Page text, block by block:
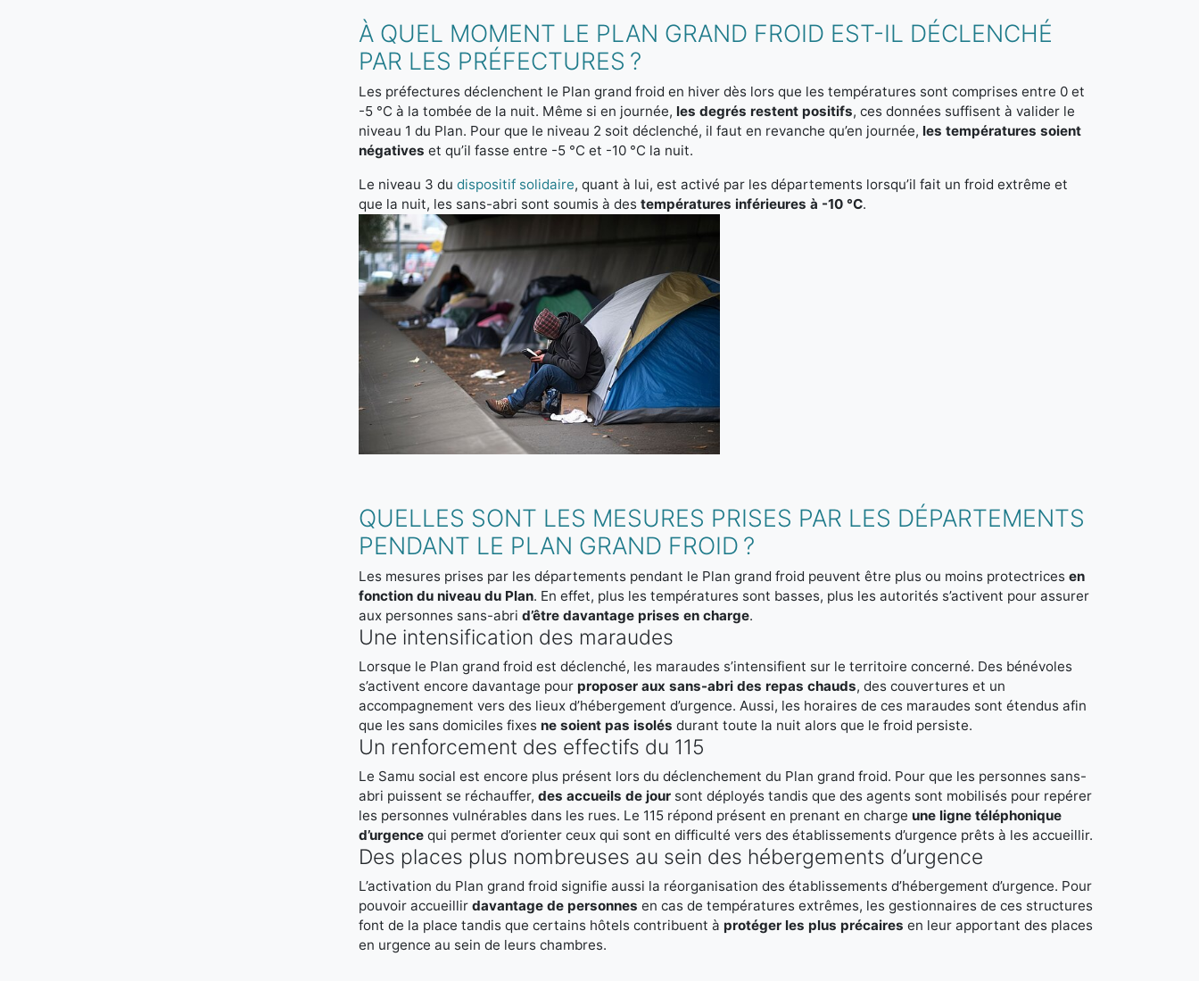
À QUEL MOMENT LE PLAN GRAND FROID EST-IL DÉCLENCHÉ
PAR LES PRÉFECTURES ?
Les préfectures déclenchent le Plan grand froid en hiver dès lors que les températures sont comprises entre 0 et
-5 °C à la tombée de la nuit. Même si en journée, les degrés restent positifs, ces données suffisent à valider le
niveau 1 du Plan. Pour que le niveau 2 soit déclenché, il faut en revanche qu’en journée, les températures soient
négatives et qu’il fasse entre -5 °C et -10 °C la nuit.
Le niveau 3 du dispositif solidaire, quant à lui, est activé par les départements lorsqu’il fait un froid extrême et
que la nuit, les sans-abri sont soumis à des températures inférieures à -10 °C.
QUELLES SONT LES MESURES PRISES PAR LES DÉPARTEMENTS
PENDANT LE PLAN GRAND FROID ?
Les mesures prises par les départements pendant le Plan grand froid peuvent être plus ou moins protectrices en
fonction du niveau du Plan. En effet, plus les températures sont basses, plus les autorités s’activent pour assurer
aux personnes sans-abri d’être davantage prises en charge.
Une intensification des maraudes
Lorsque le Plan grand froid est déclenché, les maraudes s’intensifient sur le territoire concerné. Des bénévoles
s’activent encore davantage pour proposer aux sans-abri des repas chauds, des couvertures et un
accompagnement vers des lieux d’hébergement d’urgence. Aussi, les horaires de ces maraudes sont étendus afin
que les sans domiciles fixes ne soient pas isolés durant toute la nuit alors que le froid persiste.
Un renforcement des effectifs du 115
Le Samu social est encore plus présent lors du déclenchement du Plan grand froid. Pour que les personnes sans-
abri puissent se réchauffer, des accueils de jour sont déployés tandis que des agents sont mobilisés pour repérer
les personnes vulnérables dans les rues. Le 115 répond présent en prenant en charge une ligne téléphonique
d’urgence qui permet d’orienter ceux qui sont en difficulté vers des établissements d’urgence prêts à les accueillir.
Des places plus nombreuses au sein des hébergements d’urgence
L’activation du Plan grand froid signifie aussi la réorganisation des établissements d’hébergement d’urgence. Pour
pouvoir accueillir davantage de personnes en cas de températures extrêmes, les gestionnaires de ces structures
font de la place tandis que certains hôtels contribuent à protéger les plus précaires en leur apportant des places
en urgence au sein de leurs chambres.